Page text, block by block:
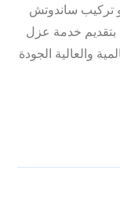
تركيب ساندوتش
بتقديم خدمة عزل
والعالية الجودة